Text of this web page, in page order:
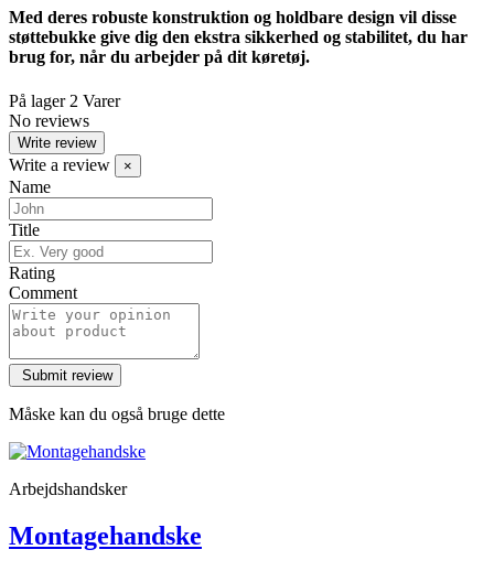
Med deres robuste konstruktion og holdbare design vil disse
støttebukke give dig den ekstra sikkerhed og stabilitet, du har
brug for, når du arbejder på dit køretøj.
På lager 2 Varer
No reviews
Write review
Write a review ×
Name
Title
Rating
Comment
Måske kan du også bruge dette
Arbejdshandsker
Montagehandske